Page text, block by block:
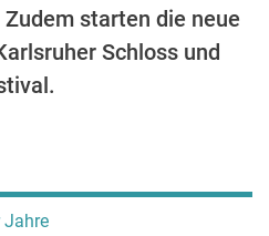
starten die neue
Schloss und
Jahre